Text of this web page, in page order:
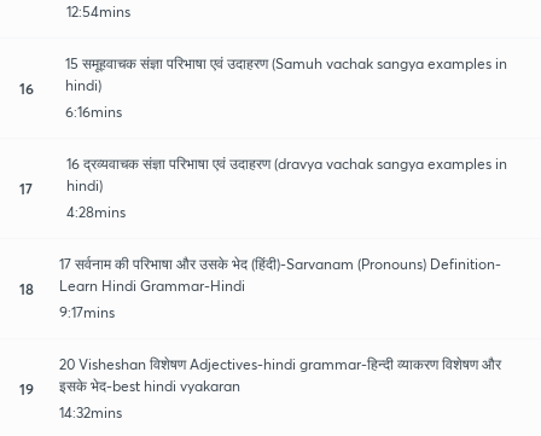
12:54mins
16
15 समूहवाचक संज्ञा परिभाषा एवं उदाहरण (Samuh vachak sangya examples in
hindi)
6:16mins
17
16 द्रव्यवाचक संज्ञा परिभाषा एवं उदाहरण (dravya vachak sangya examples in
hindi)
4:28mins
18
17 सर्वनाम की परिभाषा और उसके भेद (हिंदी)-Sarvanam (Pronouns) Definition-
Learn Hindi Grammar-Hindi
9:17mins
19
20 Visheshan विशेषण Adjectives-hindi grammar-हिन्दी व्याकरण विशेषण और
इसके भेद-best hindi vyakaran
14:32mins